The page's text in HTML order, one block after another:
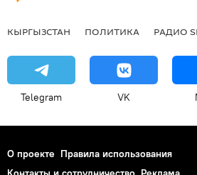
КЫРГЫЗСТАН ПОЛИТИКА РАДИО
Telegram VK
О проекте Правила использования